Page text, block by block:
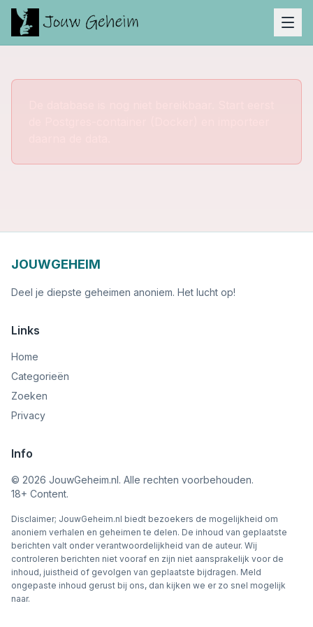
JOUWGEHEIM
Deel je diepste geheimen anoniem. Het lucht op!
Links
Home
Categorieën
Zoeken
Privacy
Info
© 2026 JouwGeheim.nl. Alle rechten voorbehouden.
18+ Content.
Disclaimer; JouwGeheim.nl biedt bezoekers de mogelijkheid om
anoniem verhalen en geheimen te delen. De inhoud van geplaatste
berichten valt onder verantwoordelijkheid van de auteur. Wij
controleren berichten niet vooraf en zijn niet aansprakelijk voor de
inhoud, juistheid of gevolgen van geplaatste bijdragen. Meld
ongepaste inhoud gerust bij ons, dan kijken we er zo snel mogelijk
naar.